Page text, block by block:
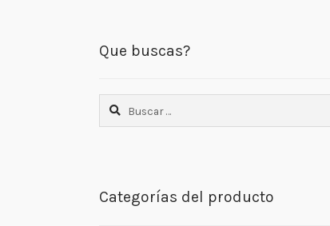
Que buscas?
Buscar:
Categorías del producto